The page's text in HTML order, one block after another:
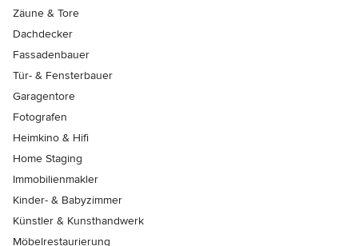
Zäune & Tore
Dachdecker
Fassadenbauer
Tür- & Fensterbauer
Garagentore
Fotografen
Heimkino & Hifi
Home Staging
Immobilienmakler
Kinder- & Babyzimmer
Künstler & Kunsthandwerk
Möbelrestaurierung